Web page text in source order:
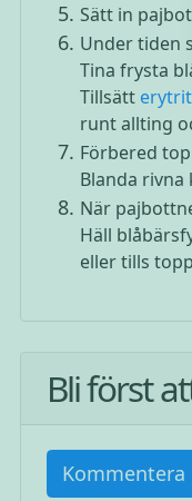
Sätt in
Under tiden
Tina frysta
Tillsätt
runt allting
Förbered
Blanda rivna
När
Häll
eller tills
Bli först
Kommentera